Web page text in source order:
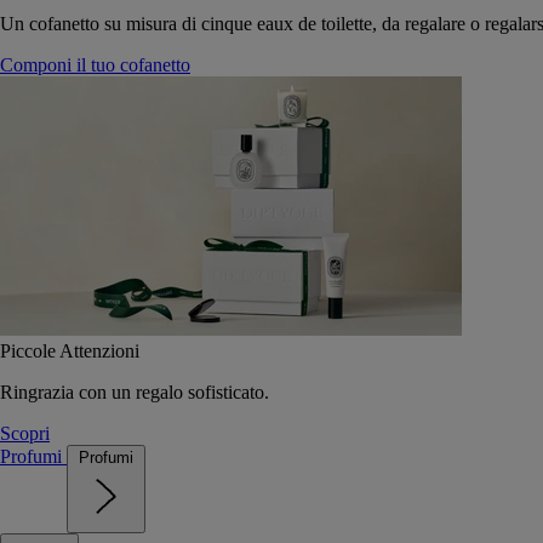
Un cofanetto su misura di cinque eaux de toilette, da regalare o
Componi il tuo cofanetto
Piccole Attenzioni
Ringrazia con un regalo sofisticato.
Scopri
Profumi
Profumi